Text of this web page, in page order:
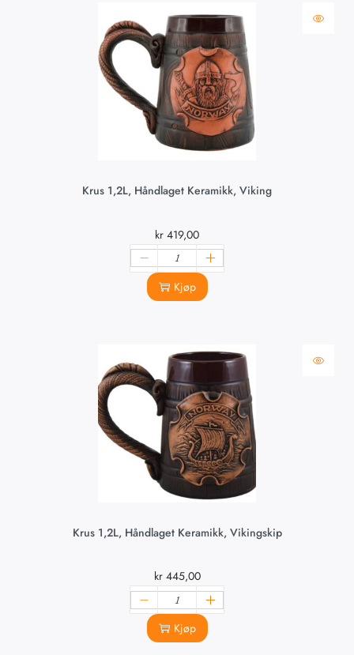
Krus 1,2L, Håndlaget Keramikk, Viking
kr 419,00
Kjøp
Krus 1,2L, Håndlaget Keramikk, Vikingskip
kr445,00
Kjøp